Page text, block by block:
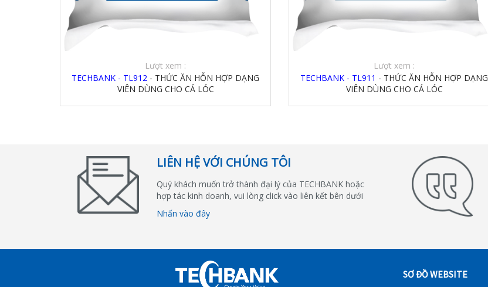
Lượt xem :
TECHBANK - TL912 - THỨC ĂN HỖN HỢP DẠNG
VIÊN DÙNG CHO CÁ LÓC
Lượt xem :
TECHBANK - TL911 - THỨC ĂN HỖN HỢP DẠNG
VIÊN DÙNG CHO CÁ LÓC
LIÊN HỆ VỚI CHÚNG TÔI
Quý khách muốn trở thành đại lý của TECHBANK hoặc
hợp tác kinh doanh, vui lòng click vào liên kết bên dưới
Nhấn vào đây
SƠ ĐỒ WEBSITE